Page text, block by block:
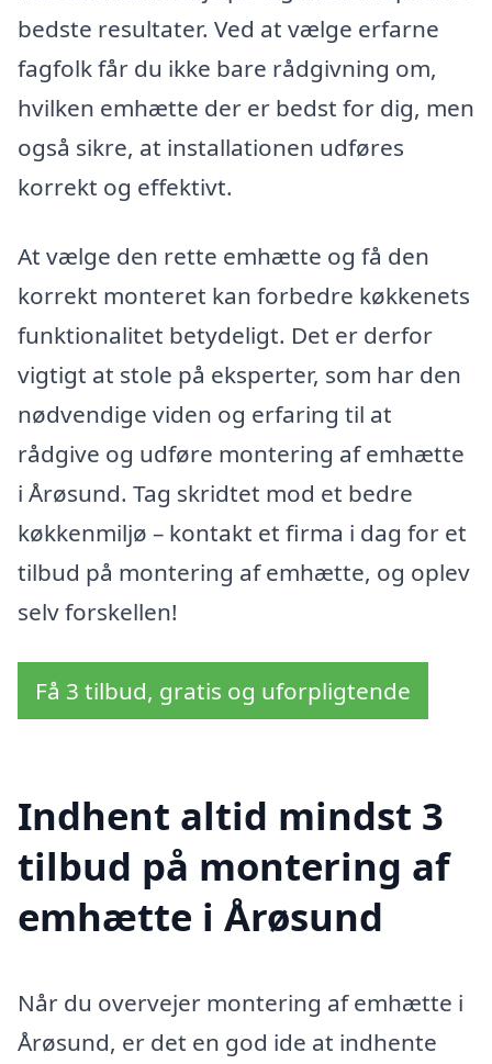
bedste resultater. Ved at vælge erfarne
fagfolk får du ikke bare rådgivning om,
hvilken emhætte der er bedst for dig, men
også sikre, at installationen udføres
korrekt og effektivt.
At vælge den rette emhætte og få den
korrekt monteret kan forbedre køkkenets
funktionalitet betydeligt. Det er derfor
vigtigt at stole på eksperter, som har den
nødvendige viden og erfaring til at
rådgive og udføre montering af emhætte
i Årøsund. Tag skridtet mod et bedre
køkkenmiljø – kontakt et firma i dag for et
tilbud på montering af emhætte, og oplev
selv forskellen!
Få 3 tilbud, gratis og uforpligtende
Indhent altid mindst 3
tilbud på montering af
emhætte i Årøsund
Når du overvejer montering af emhætte i
Årøsund, er det en god ide at indhente